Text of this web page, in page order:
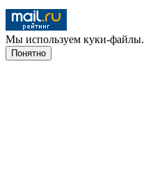
Мы используем куки-файлы.
Понятно